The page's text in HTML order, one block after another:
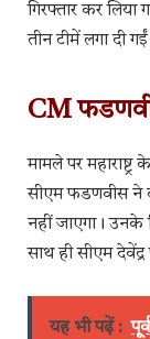
गिरफ्तार कर लिया
तीन टीमें लगा दी
CM
मामले पर
सीएम फडणवीस ने
नहीं जाएगा। उनके
साथ ही सीएम
यह भी पढ़ें :